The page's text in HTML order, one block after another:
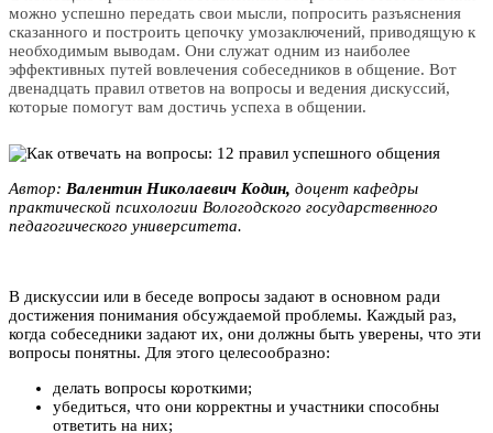
можно успешно передать свои мысли, попросить разъяснения
сказанного и построить цепочку умозаключений, приводящую к
необходимым выводам. Они служат одним из наиболее
эффективных путей вовлечения собеседников в общение. Вот
двенадцать правил ответов на вопросы и ведения дискуссий,
которые помогут вам достичь успеха в общении.
Автор: Baлeнтин Никoлaeвич Koдин, доцент кафедры
практической психологии Вологoдcкoго государственного
педагогического университета.
В дискуссии или в беседе вопросы задают в основном ради
достижения понимания обсуждаемой проблемы. Каждый раз,
когда собеседники задают их, они должны быть уверены, что эти
вопросы понятны. Для этого целесообразно:
делать вопросы короткими;
убедиться, что они корректны и участники способны
ответить на них;